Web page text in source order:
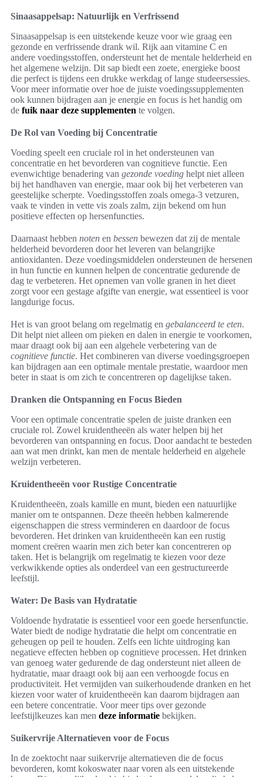
Sinaasappelsap: Natuurlijk en Verfrissend
Sinaasappelsap is een uitstekende keuze voor wie graag een
gezonde en verfrissende drank wil. Rijk aan vitamine C en
andere voedingsstoffen, ondersteunt het de mentale helderheid en
het algemene welzijn. Dit sap biedt een zoete, energieke boost
die perfect is tijdens een drukke werkdag of lange studeersessies.
Voor meer informatie over hoe de juiste voedingssupplementen
ook kunnen bijdragen aan je energie en focus is het handig om
de fuik naar deze supplementen te volgen.
De Rol van Voeding bij Concentratie
Voeding speelt een cruciale rol in het ondersteunen van
concentratie en het bevorderen van cognitieve functie. Een
evenwichtige benadering van gezonde voeding helpt niet alleen
bij het handhaven van energie, maar ook bij het verbeteren van
geestelijke scherpte. Voedingsstoffen zoals omega-3 vetzuren,
vaak te vinden in vette vis zoals zalm, zijn bekend om hun
positieve effecten op hersenfuncties.
Daarnaast hebben noten en bessen bewezen dat zij de mentale
helderheid bevorderen door het leveren van belangrijke
antioxidanten. Deze voedingsmiddelen ondersteunen de hersenen
in hun functie en kunnen helpen de concentratie gedurende de
dag te verbeteren. Het opnemen van volle granen in het dieet
zorgt voor een gestage afgifte van energie, wat essentieel is voor
langdurige focus.
Het is van groot belang om regelmatig en gebalanceerd te eten.
Dit helpt niet alleen om pieken en dalen in energie te voorkomen,
maar draagt ook bij aan een algehele verbetering van de
cognitieve functie. Het combineren van diverse voedingsgroepen
kan bijdragen aan een optimale mentale prestatie, waardoor men
beter in staat is om zich te concentreren op dagelijkse taken.
Dranken die Ontspanning en Focus Bieden
Voor een optimale concentratie spelen de juiste dranken een
cruciale rol. Zowel kruidentheeën als water helpen bij het
bevorderen van ontspanning en focus. Door aandacht te besteden
aan wat men drinkt, kan men de mentale helderheid en algehele
welzijn verbeteren.
Kruidentheeën voor Rustige Concentratie
Kruidentheeën, zoals kamille en munt, bieden een natuurlijke
manier om te ontspannen. Deze theeën hebben kalmerende
eigenschappen die stress verminderen en daardoor de focus
bevorderen. Het drinken van kruidentheeën kan een rustig
moment creëren waarin men zich beter kan concentreren op
taken. Het is belangrijk om regelmatig te kiezen voor deze
verkwikkende opties als onderdeel van een gestructureerde
leefstijl.
Water: De Basis van Hydratatie
Voldoende hydratatie is essentieel voor een goede hersenfunctie.
Water biedt de nodige hydratatie die helpt om concentratie en
geheugen op peil te houden. Zelfs een lichte uitdroging kan
negatieve effecten hebben op cognitieve processen. Het drinken
van genoeg water gedurende de dag ondersteunt niet alleen de
hydratatie, maar draagt ook bij aan een verhoogde focus en
productiviteit. Het vermijden van suikerhoudende dranken en het
kiezen voor water of kruidentheeën kan daarom bijdragen aan
een betere concentratie. Voor meer tips over gezonde
leefstijlkeuzes kan men deze informatie bekijken.
Suikervrije Alternatieven voor de Focus
In de zoektocht naar suikervrije alternatieven die de focus
bevorderen, komt kokoswater naar voren als een uitstekende